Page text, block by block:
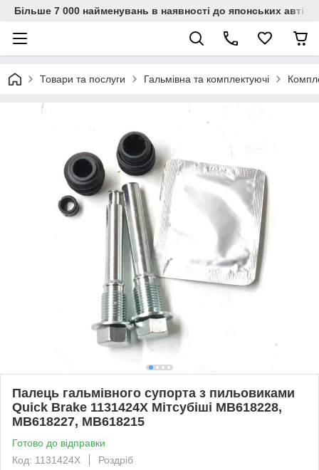
Більше 7 000 найменувань в наявності до японських
Товари та послуги Гальмівна та комплектуючі
Палець гальмівного супорта з пильовиками
Quick Brake 1131424X Мітсубіші MB618228,
MB618227, MB618215
Готово до відправки
Код: 1131424X
Роздріб